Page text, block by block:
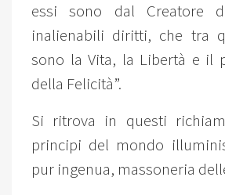
essi sono dal Creatore
inalienabili diritti, che tra
sono la Vita, la Libertà e il
della Felicità”.
Si ritrova in questi
principi del mondo
pur ingenua, massoneria